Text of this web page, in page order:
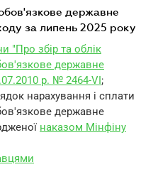
за липень 2025 року
"Про збір та облік
державне
р. № 2464-VI;
нарахування і сплати
державне
наказом Мінфіну